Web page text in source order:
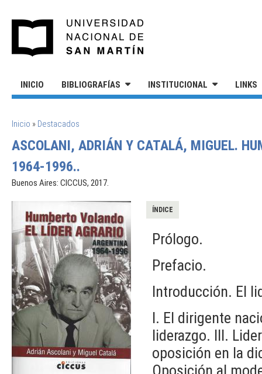
INICIO BIBLIOGRAFÍAS INSTITUCIONAL LINKS
SE ENCUENTRA USTED AQUÍ
Inicio » Destacados
ASCOLANI, ADRIÁN Y CATALÁ, MIGUEL.
1964-1996..
Buenos Aires: CICCUS, 2017.
ÍNDICE
Prólogo.
Prefacio.
Introducción. El
I. El dirigente
liderazgo. III.
oposición en la
Oposición al